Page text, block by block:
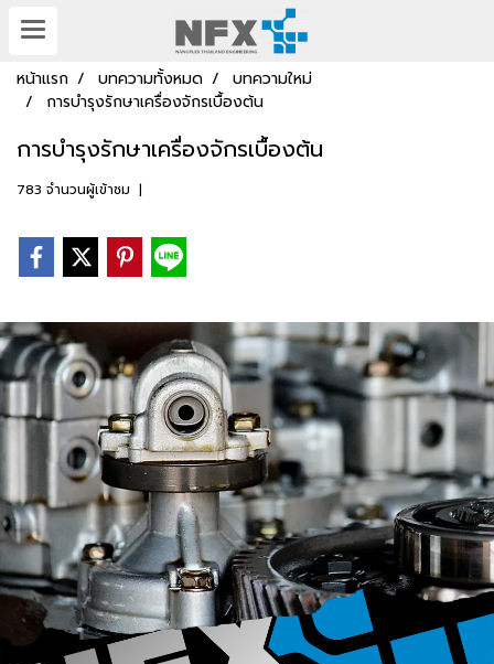
หน้าแรก บทความทั้งหมด
บทความใหม่
การบำรุงรักษาเครื่องจักรเบื้องต้น
การบำรุงรักษาเครื่องจักรเบื้องต้น
783 จำนวนผู้เข้าชม |